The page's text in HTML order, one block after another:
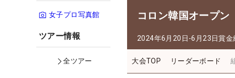
女子プロ写真館
ツアー情報
全ツアー
コロン韓国オープン
2024年6月20日-6月23日賞金
大会TOP リーダーボード